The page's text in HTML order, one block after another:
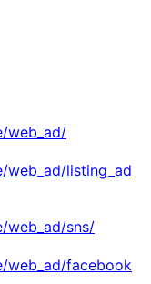
web_ad/
listing_ad
web_ad/sns/
web_ad/facebook